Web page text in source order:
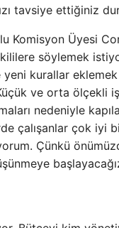
tavsiye ettiğiniz
Komisyon Üyesi
söylemek
kurallar
ve orta ölçekli
nedeniyle
çalışanlar çok iyi
Çünkü